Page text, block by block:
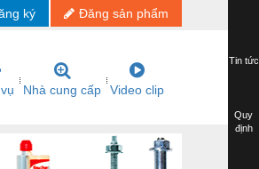
Đăng sản phẩm
ký
Nhà cung cấp Video clip
Tin tức
Quy
định